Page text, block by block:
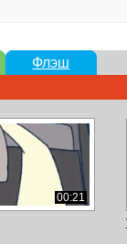
Флэш
00:21